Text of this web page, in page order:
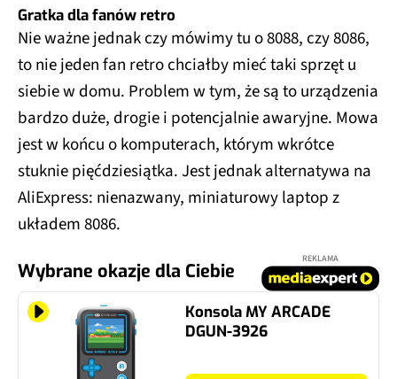
Gratka dla fanów retro
Nie ważne jednak czy mówimy tu o 8088, czy 8086,
to nie jeden fan retro chciałby mieć taki sprzęt u
siebie w domu. Problem w tym, że są to urządzenia
bardzo duże, drogie i potencjalnie awaryjne. Mowa
jest w końcu o komputerach, którym wkrótce
stuknie pięćdziesiątka. Jest jednak alternatywa na
AliExpress: nienazwany, miniaturowy laptop z
układem 8086.
Wybrane okazje dla Ciebie
REKLAMA
Konsola MY ARCADE
DGUN-3926